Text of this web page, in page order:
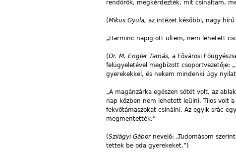
rendőrök, megkérdezték, mit csináltam,
(Mikus Gyula, az intézet későbbi, nagy
„Harminc napig ott ültem, nem lehetett
(Dr. M. Engler Tamás, a Fővárosi
felügyeletével megbízott csoportvezetője:
gyerekekkel, és nekem mindenki úgy
„A magánzárka egészen sötét volt, az
nap közben nem lehetett leülni. Tilos volt
fekvőtámaszokat csinálni. Az egyik srác
megmentették.”
(Szilágyi Gábornevelő: „Tudomásom
tettek be oda gyerekeket.”)